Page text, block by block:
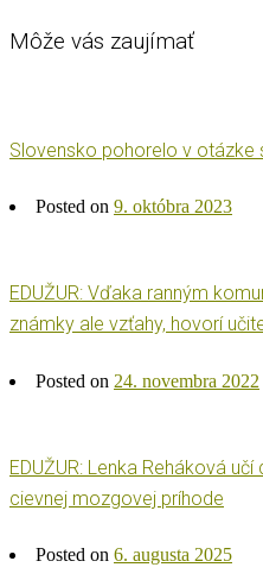
Môže vás zaujímať
Slovensko pohorelo v
Posted on 9. októbra 2023
EDUŽUR: Vďaka ranným
známky ale vzťahy, hovorí
Posted on 24. novembra 2022
EDUŽUR: Lenka Reháková
cievnej mozgovej príhode
Posted on 6. augusta 2025